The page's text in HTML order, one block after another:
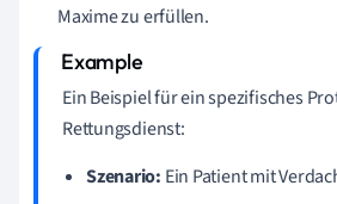
Maxime zu erfüllen.
Ein Beispiel für ein spezifisches
Rettungsdienst:
Szenario: Ein Patient mit